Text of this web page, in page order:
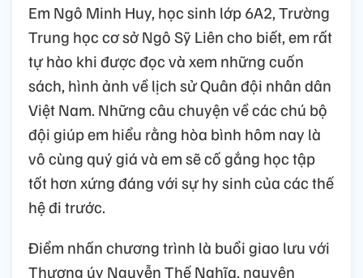
Em Ngô Minh Huy, học sinh lớp 6A2, Trường
Trung học cơ sở Ngô Sỹ Liên cho biết, em rất
tự hào khi được đọc và xem những cuốn
sách, hình ảnh về lịch sử Quân đội nhân dân
Việt Nam. Những câu chuyện về các chú bộ
đội giúp em hiểu rằng hòa bình hôm nay là
vô cùng quý giá và em sẽ cố gắng học tập
tốt hơn xứng đáng với sự hy sinh của các thế
hệ đi trước.
Điểm nhấn chương trình là buổi giao lưu với
Thượng úy Nguyễn Thế Nghĩa, nguyên